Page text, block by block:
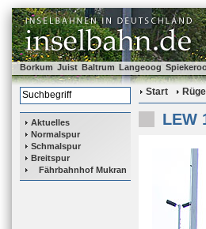
Borkum Juist Baltrum Langeoog
Aktuelles
Normalspur
Schmalspur
Breitspur
Fährbahnhof Mukran
Start
LEW